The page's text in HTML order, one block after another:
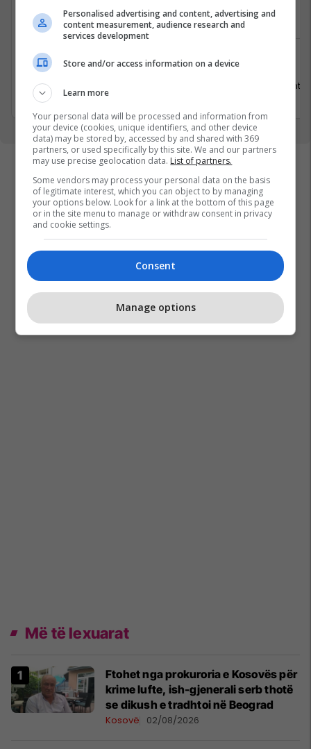
Pranues Malli
Ferizaj
19 Gusht 2026
Arkatare
31 Gusht
Më të lexuarat
Ftohet nga prokuroria e Kosovës për
krime lufte, ish-gjenerali serb thotë
se dikush e tradhtoi në Beograd
Kosovë 02/08/2026
Personalised advertising and content, advertising and
content measurement, audience research and
services development
Store and/or access information on a device
Learn more
Your personal data will be processed and information from
your device (cookies, unique identifiers, and other device
data) may be stored by, accessed by and shared with 369
partners, or used specifically by this site. We and our partners
may use precise geolocation data. List of partners.
Some vendors may process your personal data on the basis
of legitimate interest, which you can object to by managing
your options below. Look for a link at the bottom of this page
or in the site menu to manage or withdraw consent in privacy
and cookie settings.
Consent
Manage options